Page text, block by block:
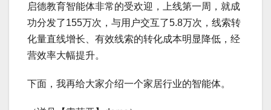
启德教育智能体非常的受欢迎，上线第一周，就成
功分发了155万次，与用户交互了5.8万次，线索转
化量直线增长、有效线索的转化成本明显降低，经
营效率大幅提升。
下面，我再给大家介绍一个家居行业的智能体。